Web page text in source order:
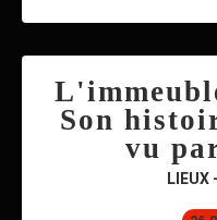
Son
vu
LIEUX